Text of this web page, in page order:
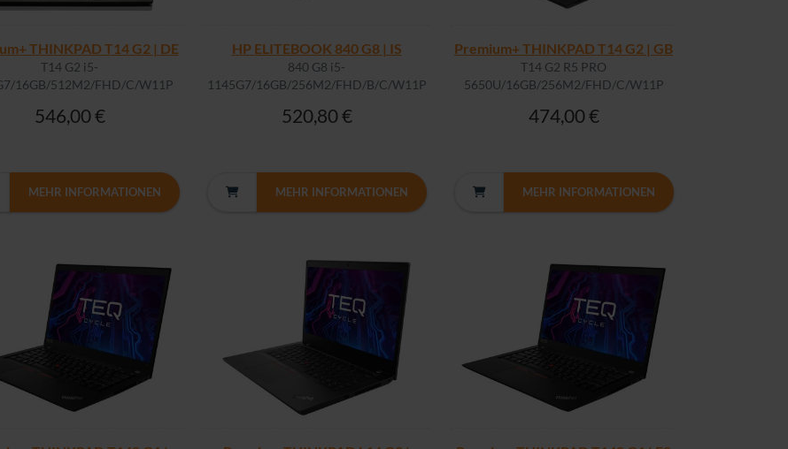
THINKPAD T14 G2 | DE
T14 G2 i5-
16GB/512M2/FHD/C/W11P
546,00 €
MEHR INFORMATIONEN
HP ELITEBOOK 840 G8 | IS
840 G8 i5-
1145G7/16GB/256M2/FHD/B/C/W11P
520,80 €
MEHR INFORMATIONEN
Premium+ THINKPAD T14 G2 | GB
T14 G2 R5 PRO
5650U/16GB/256M2/FHD/C/W11P
474,00 €
MEHR INFORMATIONEN